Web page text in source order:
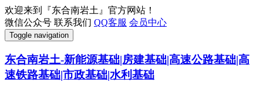
欢迎来到『东合南岩土』官方网站！
微信公众号 联系我们 QQ客服 会员中心
Toggle navigation
东合南岩土-新能源基础|房建基础|高速公路基础|高
速铁路基础|市政基础|水利基础